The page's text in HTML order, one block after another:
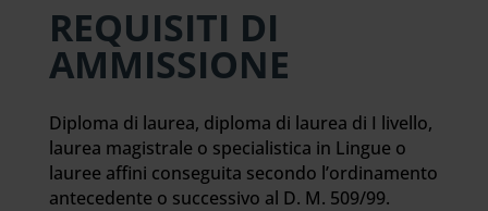
REQUISITI DI
AMMISSIONE
Diploma di laurea, diploma di laurea di I livello,
laurea magistrale o specialistica in Lingue o
lauree affini conseguita secondo l’ordinamento
antecedente o successivo al D. M. 509/99.